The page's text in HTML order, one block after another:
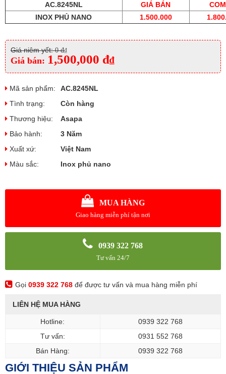
AC.8245NL GIÁ BÁN
INOX PHỦ NANO
1.500.000
Giá niêm yết:0 đ₫
Giá bán: 1,500,000 đ₫
Mã sản phẩm:
AC.8245NL
Tình trạng:
Còn hàng
Thương hiệu:
Asapa
Bảo hành:
3 Năm
Xuất xứ:
Việt Nam
Màu sắc:
Inox phủ nano
MUA HÀNG
Giao hàng miễn phí tận nơi
0939 322 768
Tư vấn 24/7
Gọi 0939 322 768 để được tư vấn và mua hàng miễn phí
LIÊN HỆ MUA HÀNG
Hotline:
0939 322 768
Tư vấn:
0931 552 768
Bán Hàng:
0939 322 768
GIỚI THIỆU SẢN PHẨM